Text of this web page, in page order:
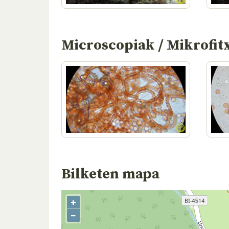
Microscopiak /
Bilketen mapa
+
−